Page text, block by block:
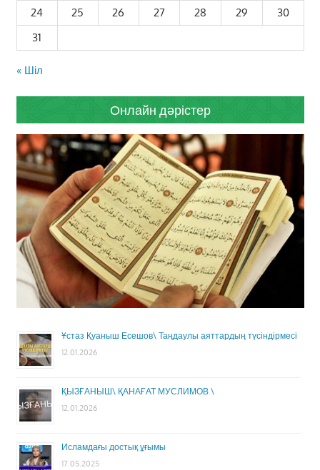
24
25 26 27 28 29
30
31
« Шіл
Онлайн дәрістер
Ұстаз Қуаныш Есешов\ Таңдаулы аяттардың түсіндірмесі
12.01.2026
ҚЫЗҒАНЫШ\ ҚАНАҒАТ МУСЛИМОВ \
12.01.2026
Исламдағы достық ұғымы
17.05.2025